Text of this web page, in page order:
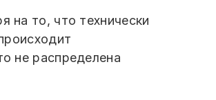
на то, что технически
не распределена